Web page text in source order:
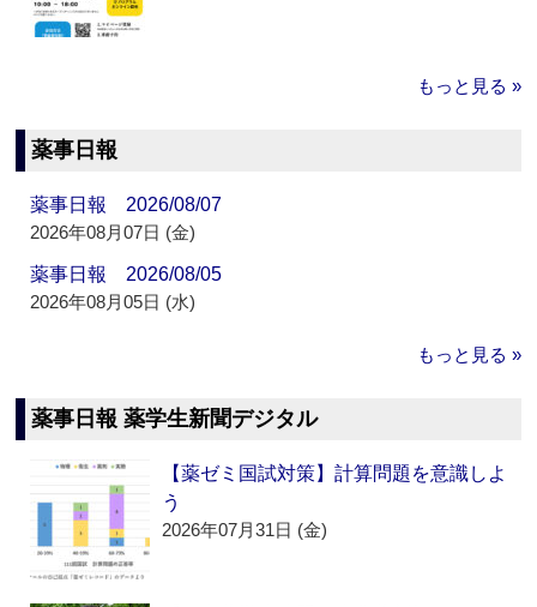
もっと見る »
薬事日報
薬事日報 2026/08/07
2026年08月07日 (金)
薬事日報 2026/08/05
2026年08月05日 (水)
もっと見る »
薬事日報 薬学生新聞デジタル
【薬ゼミ国試対策】計算問題を意識しよ
う
2026年07月31日 (金)